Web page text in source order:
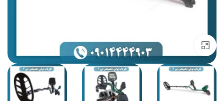
برای بزرگنمایی کلیک کنید